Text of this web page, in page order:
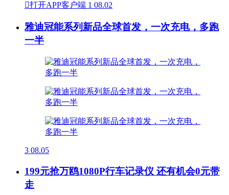
打开APP客户端 1 08.02
雅迪冠能系列新品全球首发，一次充电，多跑
一半
3 08.05
199元抢万鸥1080P行车记录仪 还有机会0元带
走